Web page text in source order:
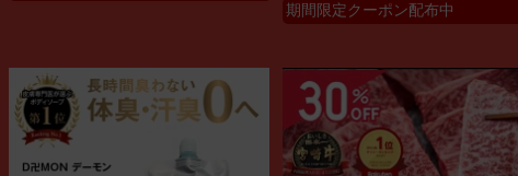
期間限定クーポン配布中